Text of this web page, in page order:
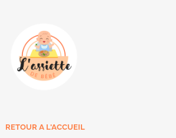
RETOUR A L'ACCUEIL